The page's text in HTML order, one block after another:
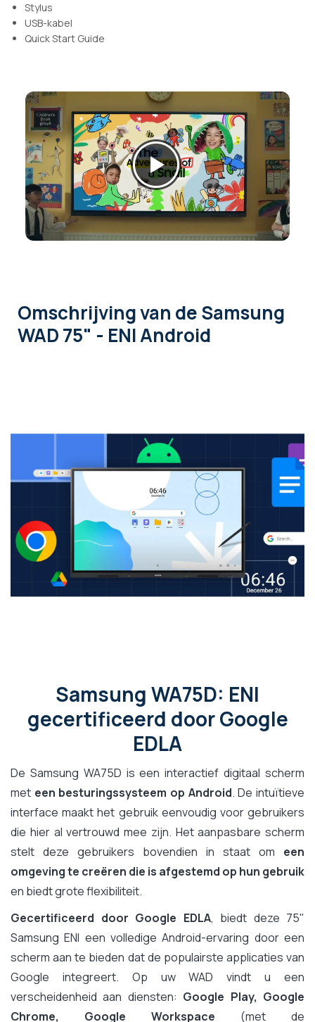
Stylus
USB-kabel
Quick Start Guide
Omschrijvingvan de Samsung
WAD 75" - ENI Android
Samsung WA75D: ENI
gecertificeerd door Google
EDLA
De Samsung WA75D is een interactief digitaal scherm
met een besturingssysteem op Android. De intuïtieve
interface maakt het gebruik eenvoudig voor gebruikers
die hier al vertrouwd mee zijn. Het aanpasbare scherm
stelt deze gebruikers bovendien in staat om een
omgeving te creëren die is afgestemd op hun gebruik
en biedt grote flexibiliteit.
Gecertificeerd door Google EDLA, biedt deze 75"
Samsung ENI een volledige Android-ervaring door een
scherm aan te bieden dat de populairste applicaties van
Google integreert. Op uw WAD vindt u een
verscheidenheid aan diensten: Google Play, Google
Chrome, Google Workspace (met de